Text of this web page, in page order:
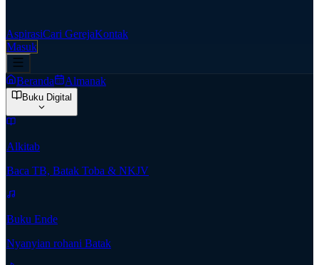
AspirasiCari GerejaKontak
Masuk
Beranda Almanak
Buku Digital
Alkitab
Baca TB, Batak Toba & NKJV
Buku Ende
Nyanyian rohani Batak